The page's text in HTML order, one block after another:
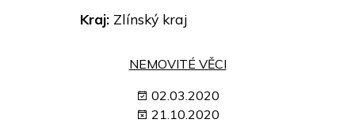
Kraj: Zlínský kraj
NEMOVITÉ VĚCI
02.03.2020
21.10.2020